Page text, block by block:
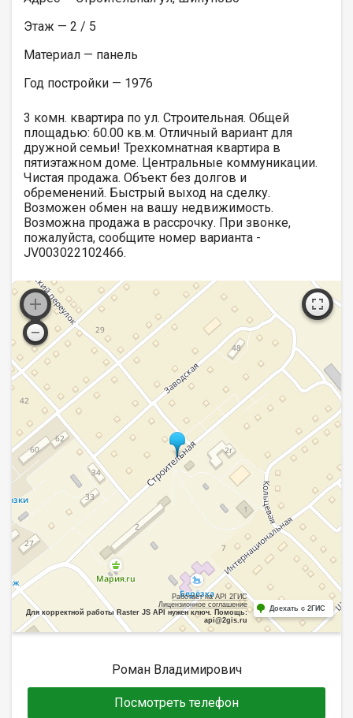
Этаж — 2 / 5
Материал — панель
Год постройки — 1976
3 комн. квартира по ул. Строительная. Общей
площадью: 60.00 кв.м. Отличный вариант для
дружной семьи! Трехкомнатная квартира в
пятиэтажном доме. Центральные коммуникации.
Чистая продажа. Объект без долгов и
обременений. Быстрый выход на сделку.
Возможен обмен на вашу недвижимость.
Возможна продажа в рассрочку. При звонке,
пожалуйста, сообщите номер варианта -
JV003022102466.
Работает на API 2ГИС
Лицензионное соглашение
Для корректной работы Raster JS API нужен ключ. Помощь:
api@2gis.ru
Доехать с 2ГИС
Роман Владимирович
Посмотреть телефон